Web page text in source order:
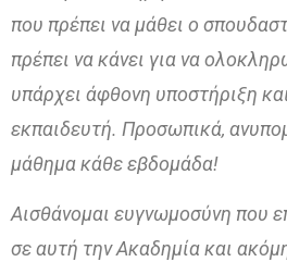
που πρέπει να μάθει ο
πρέπει να κάνει για να
υπάρχει άφθονη υποστήριξη
εκπαιδευτή. Προσωπικά,
μάθημα κάθε εβδομάδα!
Αισθάνομαι ευγνωμοσύνη που
σε αυτή την Ακαδημία και